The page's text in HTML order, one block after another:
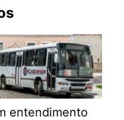
entendimento